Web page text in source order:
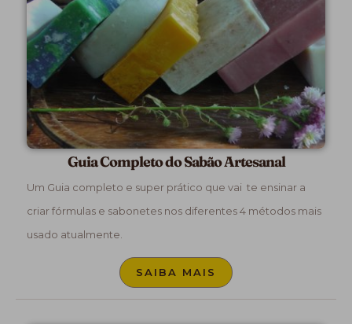
Guia Completo do Sabão Artesanal
Um Guia completo e super prático que vai te ensinar a
criar fórmulas e sabonetes nos diferentes 4 métodos mais
usado atualmente.
SAIBA MAIS